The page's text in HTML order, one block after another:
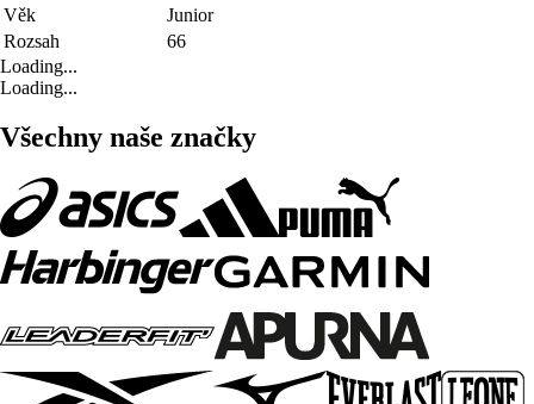
Věk
Junior
Rozsah
66
Loading...
Loading...
Všechny naše značky